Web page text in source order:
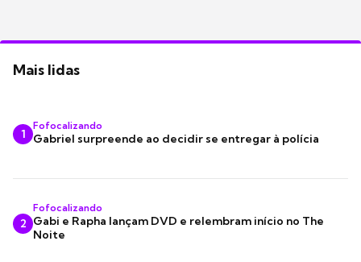
Mais lidas
1
Fofocalizando
Gabriel surpreende ao decidir se entregar à polícia
2
Fofocalizando
Gabi e Rapha lançam DVD e relembram início no The
Noite